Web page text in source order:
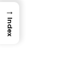
→
Index